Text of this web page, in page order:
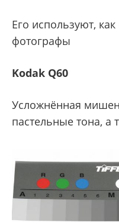
Его используют,
фотографы
Kodak Q60
Усложнённая
пастельные тона, а